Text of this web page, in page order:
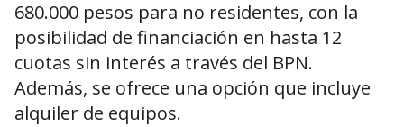
680.000 pesos para no residentes, con la
posibilidad de financiación en hasta 12
cuotas sin interés a través del BPN.
Además, se ofrece una opción que incluye
alquiler de equipos.